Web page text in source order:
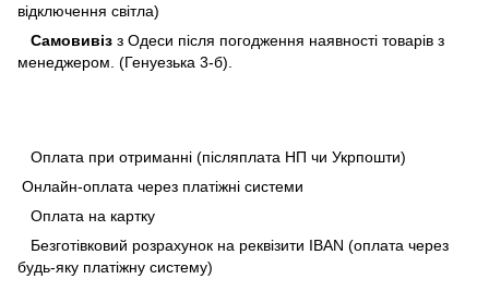
відключення світла)
Самовивіз з Одеси після погодження наявності товарів з
менеджером. (Генуезька 3-б).
Оплата при отриманні (післяплата НП чи Укрпошти)
Онлайн-оплата через платіжні системи
Оплата на картку
Безготівковий розрахунок на реквізити IBAN (оплата через
будь-яку платіжну систему)